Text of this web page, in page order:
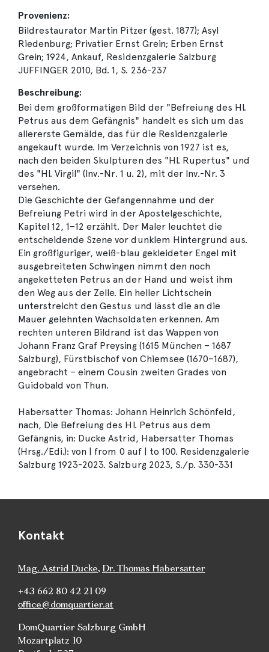
Provenienz:
Bildrestaurator Martin Pitzer (gest. 1877); Asyl
Riedenburg; Privatier Ernst Grein; Erben Ernst
Grein; 1924, Ankauf, Residenzgalerie Salzburg
JUFFINGER 2010, Bd. 1, S. 236-237
Beschreibung:
Bei dem großformatigen Bild der "Befreiung des Hl.
Petrus aus dem Gefängnis" handelt es sich um das
allererste Gemälde, das für die Residenzgalerie
angekauft wurde. Im Verzeichnis von 1927 ist es,
nach den beiden Skulpturen des "Hl. Rupertus" und
des "Hl. Virgil" (Inv.-Nr. 1 u. 2), mit der Inv.-Nr. 3
versehen.
Die Geschichte der Gefangennahme und der
Befreiung Petri wird in der Apostelgeschichte,
Kapitel 12, 1–12 erzählt. Der Maler leuchtet die
entscheidende Szene vor dunklem Hintergrund aus.
Ein großfiguriger, weiß-blau gekleideter Engel mit
ausgebreiteten Schwingen nimmt den noch
angeketteten Petrus an der Hand und weist ihm
den Weg aus der Zelle. Ein heller Lichtschein
unterstreicht den Gestus und lässt die an die
Mauer gelehnten Wachsoldaten erkennen. Am
rechten unteren Bildrand ist das Wappen von
Johann Franz Graf Preysing (1615 München – 1687
Salzburg), Fürstbischof von Chiemsee (1670–1687),
angebracht – einem Cousin zweiten Grades von
Guidobald von Thun.
Habersatter Thomas: Johann Heinrich Schönfeld,
nach, Die Befreiung des Hl. Petrus aus dem
Gefängnis, in: Ducke Astrid, Habersatter Thomas
(Hrsg./Edi.): von | from 0 auf | to 100. Residenzgalerie
Salzburg 1923-2023. Salzburg 2023, S./p. 330-331
Kontakt
Mag. Astrid Ducke, Dr. Thomas Habersatter
+43 662 80 42 21 09
office@domquartier.at
DomQuartier Salzburg GmbH
Mozartplatz 10